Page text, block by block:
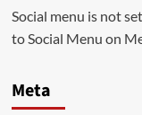
Social menu is not
to Social Menu on
Meta